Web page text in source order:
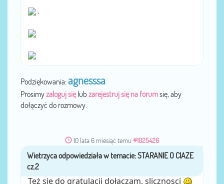
,
Podziękowania:agnesssa
Prosimyzaloguj sięlub zarejestruj się na forumsię, aby
dołączyć do rozmowy.
10 lata 6 miesiąc temu #1025426
przezWietrzyca
Też się do gratulacji dołączam, slicznosci